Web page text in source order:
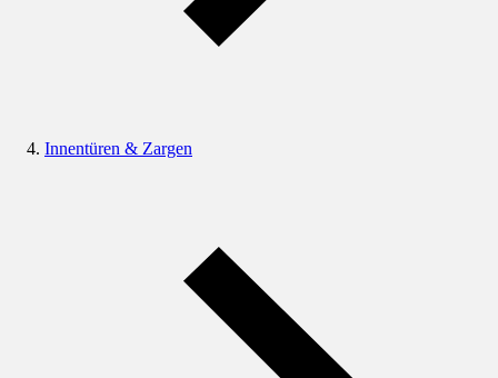
Innentüren & Zargen